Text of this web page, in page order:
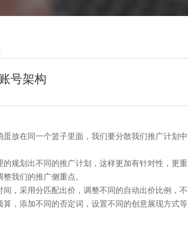
号架构
放在同一个篮子里面，我们要分散我们推广计划中
规划出不同的推广计划，这样更加有针对性，更重
我们的推广侧重点。
，采用分匹配出价，调整不同的自动出价比例，不
，添加不同的否定词，设置不同的创意展现方式等